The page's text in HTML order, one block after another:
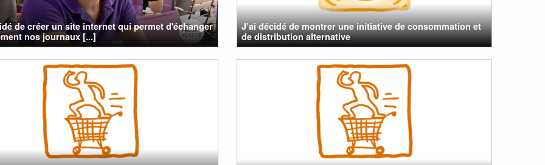
de créer un site internet qui permet d'échanger
nos journaux [...]
J’ai décidé de montrer une initiative de consommation et
de distribution alternative